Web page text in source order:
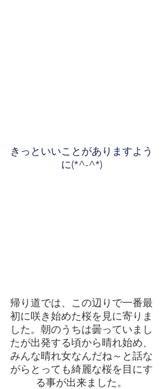
きっといいことがありますよう
に(*^-^*)
帰り道では、この辺りで一番最
初に咲き始めた桜を見に寄りま
した。朝のうちは曇っていまし
たが出発する頃から晴れ始め、
みんな晴れ女なんだね～と話な
がらとっても綺麗な桜を目にす
る事が出来ました。